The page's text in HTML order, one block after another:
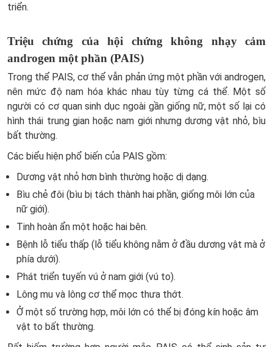
triển.
Triệu chứng của hội chứng không nhạy cảm
androgen một phần (PAIS)
Trong thể PAIS, cơ thể vẫn phản ứng một phần với androgen,
nên mức độ nam hóa khác nhau tùy từng cá thể. Một số
người có cơ quan sinh dục ngoài gần giống nữ, một số lại có
hình thái trung gian hoặc nam giới nhưng dương vật nhỏ, bìu
bất thường.
Các biểu hiện phổ biến của PAIS gồm:
Dương vật nhỏ hơn bình thường hoặc dị dạng.
Bìu chẻ đôi (bìu bị tách thành hai phần, giống môi lớn của
nữ giới).
Tinh hoàn ẩn một hoặc hai bên.
Bệnh lỗ tiểu thấp (lỗ tiểu không nằm ở đầu dương vật mà ở
phía dưới).
Phát triển tuyến vú ở nam giới (vú to).
Lông mu và lông cơ thể mọc thưa thớt.
Ở một số trường hợp, môi lớn có thể bị đóng kín hoặc âm
vật to bất thường.